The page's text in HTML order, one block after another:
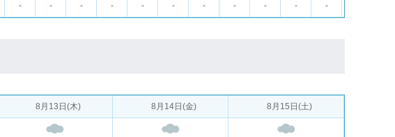
- - - - - - - - - - -
8月13日(木) 8月14日(金) 8月15日(土)